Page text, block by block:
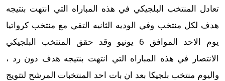
تعادل المنتخب البلجيكي في هذه المباراه التي انتهت بنتيجه
هدف لكل منتخب وفي الوديه الثانيه التقي مع منتخب كرواتيا
يوم الاحد الموافق 6 يونيو وقد حقق المنتخب البلجيكي
الانتصار في هذه المباراه التي انتهت بنتيجه هدف دون رد ،
واليوم منتخب بلجيكا بعد ان بات احد المنتخبات المرشح لتتويج